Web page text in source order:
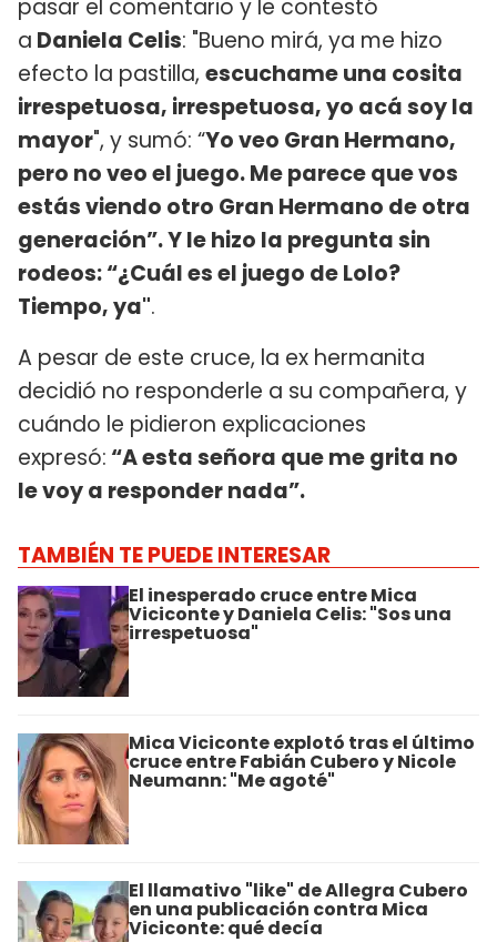
pasar el comentario y le contestó
a Daniela Celis: "Bueno mirá, ya me hizo
efecto la pastilla, escuchame una cosita
irrespetuosa, irrespetuosa, yo acá soy la
mayor", y sumó: “Yo veo Gran Hermano,
pero no veo el juego. Me parece que vos
estás viendo otro Gran Hermano de otra
generación”. Y le hizo la pregunta sin
rodeos: “¿Cuál es el juego de Lolo?
Tiempo, ya".
A pesar de este cruce, la ex hermanita
decidió no responderle a su compañera, y
cuándo le pidieron explicaciones
expresó: “A esta señora que me grita no
le voy a responder nada”.
TAMBIÉN TE PUEDE INTERESAR
El inesperado cruce entre Mica
Viciconte y Daniela Celis: "Sos una
irrespetuosa"
Mica Viciconte explotó tras el último
cruce entre Fabián Cubero y Nicole
Neumann: "Me agoté"
El llamativo "like" de Allegra Cubero
en una publicación contra Mica
Viciconte: qué decía